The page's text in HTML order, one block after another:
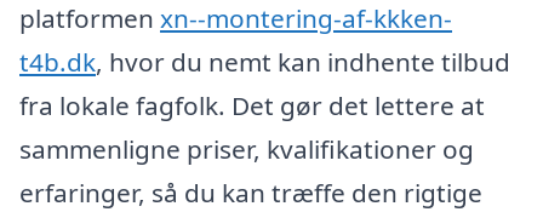
platformen xn--montering-af-kkken-
t4b.dk, hvor du nemt kan indhente tilbud
fra lokale fagfolk. Det gør det lettere at
sammenligne priser, kvalifikationer og
erfaringer, så du kan træffe den rigtige